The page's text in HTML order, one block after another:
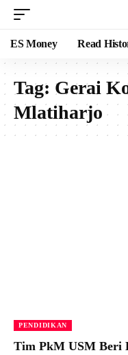
ES Money Read
Tag: Gerai
Mlatiharjo
PENDIDIKAN
Tim PkM USM Beri